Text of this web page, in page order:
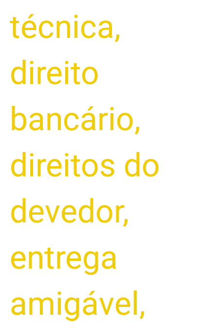
técnica,
direito
bancário,
direitos do
devedor,
entrega
amigável ,